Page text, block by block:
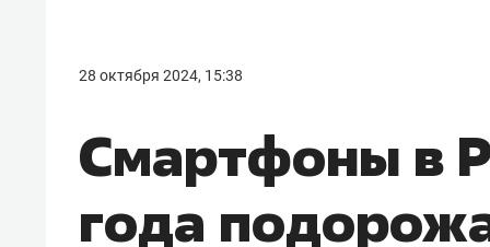
28 октября 2024, 15:38
Смартфоны в
года